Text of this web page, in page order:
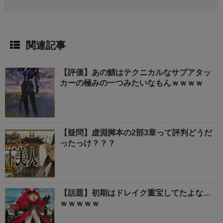
関連記事
【評価】あの鯖はテクニカルなサブアタッ
カーの極みの一つみたいなもんｗｗｗｗ
【疑問】虚淵脚本の2部3章って評判どうだ
ったっけ？？？
【話題】初期はドレイク重宝してたよな…
ｗｗｗｗｗ